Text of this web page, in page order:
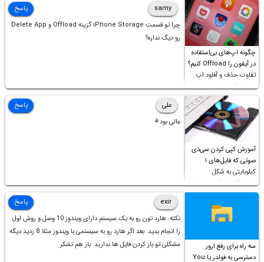
چگونه اپ‌های بی‌استفاده
در آیفون را Offload کنیم؟
تفاوت حذف و آفلود اپ
چیست؟
samy
چرا تو قسمت iPhone Storage گزینه Offload و Delete App
رو دیگ نداره؟
پاسخ
آموزش کپی کردن سی‌دی
صوتی که فایل‌های ۱
کیلوبایتی به شکل
شورت‌کات در آن موجود
است!
علی
عالی بود⚘
پاسخ
سه راه برای رفع ارور
دسترسی به فولدر یا You
exir
نکته: هارد تون رو به یک سیستم دارای ویندوز 10 وصل و روش اول
را انجام بدید. بعد اگر هارد رو به سیستمی با ویندوز مثلا 8 زدید دیگه
مشکلی تو باز کردن فایل ها ندارید. باز هم تشکر
پاسخ